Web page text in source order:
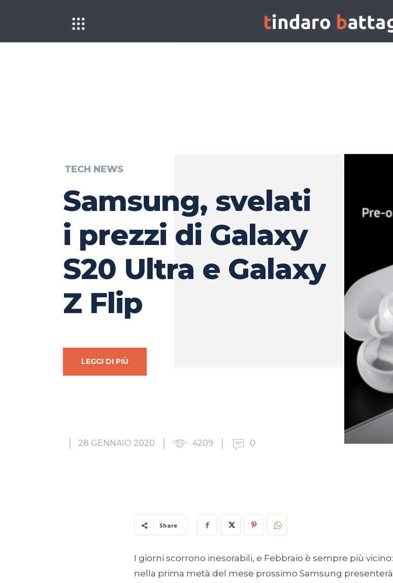
TECH NEWS
Samsung, svelati
i prezzi di Galaxy
S20 Ultra e Galaxy
Z Flip
LEGGI DI PIÙ
28 GENNAIO 2020 4209 0
Share
I giorni scorrono inesorabili, e Febbraio è sempre più vicino:
nella prima metà del mese prossimo Samsung presenterà